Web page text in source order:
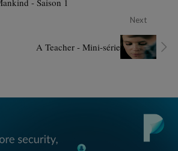
- Saison 1
Next
A Teacher - Mini-série